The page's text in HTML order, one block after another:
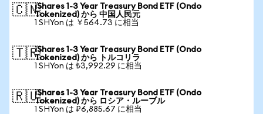
🇨🇳iShares 1-3 Year Treasury Bond ETF (Ondo
Tokenized) から 中国人民元
1 SHYon は ￥564.73 に相当
🇹🇷iShares 1-3 Year Treasury Bond ETF (Ondo
Tokenized) から トルコリラ
1 SHYon は ₺3,992.29 に相当
🇷🇺iShares 1-3 Year Treasury Bond ETF (Ondo
Tokenized) から ロシア・ルーブル
1 SHYon は ₽6,885.67 に相当